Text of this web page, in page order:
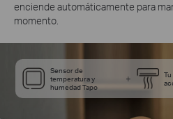
enciende automáticamente para
momento.
Sensor de
temperatura y
humedad Tapo
+
Tu